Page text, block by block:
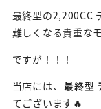
最終型の2,200CC
難しくなる貴重な
ですが！！！
当店には、 最終型
てございます🔥